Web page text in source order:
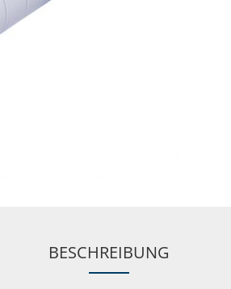
BESCHREIBUNG